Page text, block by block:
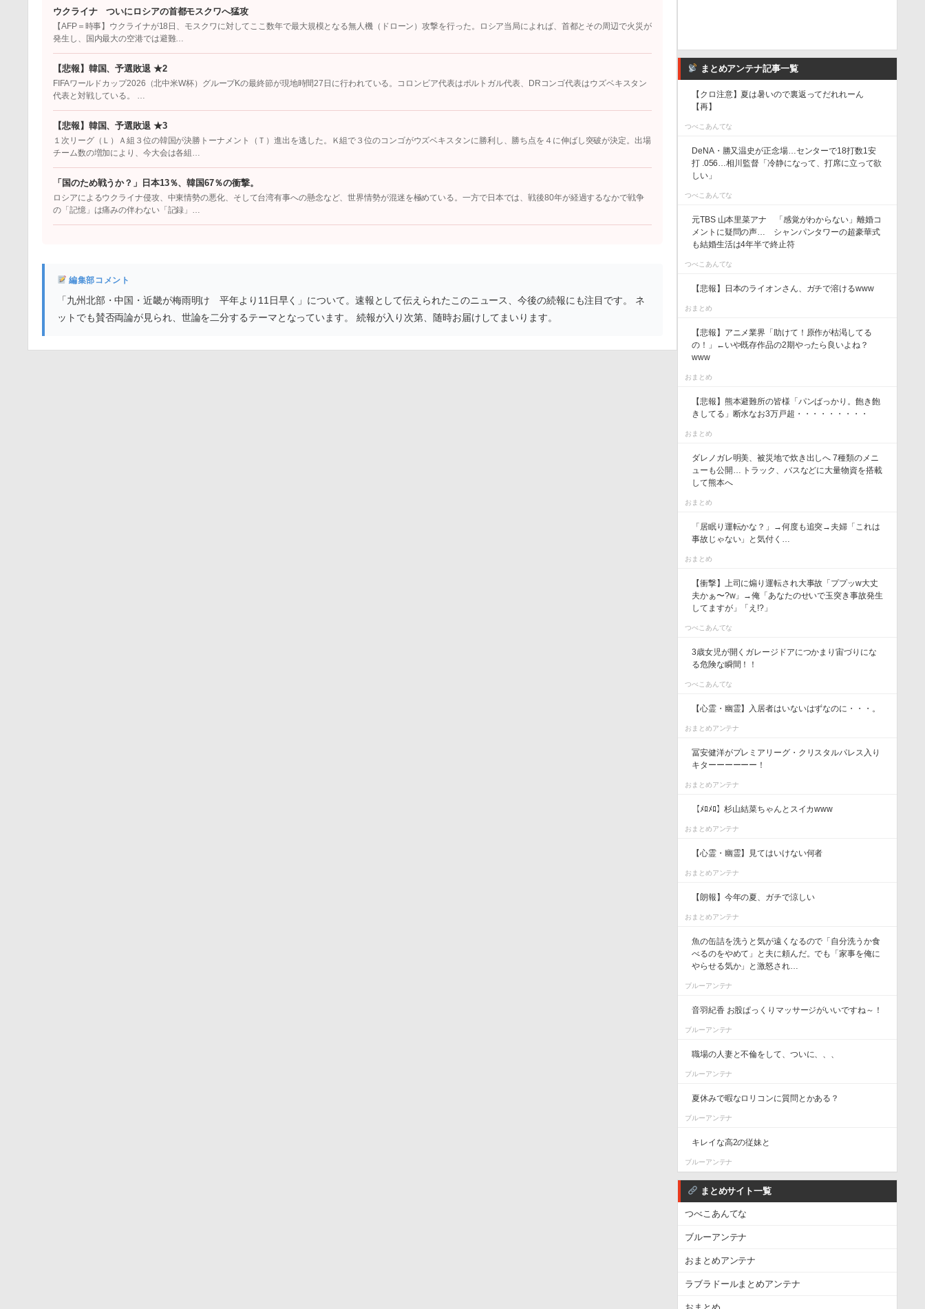
ウクライナ ついにロシアの首都モスクワへ猛攻
【AFP＝時事】ウクライナが18日、モスクワに対してここ数年で最大規模となる無人機（ドローン）攻撃を行った。ロシア当局によれば、首都とその周辺で火災が
発生し、国内最大の空港では避難…
【悲報】韓国、予選敗退 ★2
FIFAワールドカップ2026（北中米W杯）グループKの最終節が現地時間27日に行われている。コロンビア代表はポルトガル代表、DRコンゴ代表はウズベキスタン
代表と対戦している。 …
【悲報】韓国、予選敗退 ★3
１次リーグ（Ｌ）Ａ組３位の韓国が決勝トーナメント（Ｔ）進出を逃した。Ｋ組で３位のコンゴがウズベキスタンに勝利し、勝ち点を４に伸ばし突破が決定。出場
チーム数の増加により、今大会は各組…
「国のため戦うか？」日本13％、韓国67％の衝撃。
ロシアによるウクライナ侵攻、中東情勢の悪化、そして台湾有事への懸念など、世界情勢が混迷を極めている。一方で日本では、戦後80年が経過するなかで戦争
の「記憶」は痛みの伴わない「記録」…
編集部コメント
「九州北部・中国・近畿が梅雨明け 平年より11日早く」について。速報として伝えられたこのニュース、今後の続報にも注目です。 ネ
ットでも賛否両論が見られ、世論を二分するテーマとなっています。 続報が入り次第、随時お届けしてまいります。
まとめアンテナ記事一覧
【クロ注意】夏は暑いので裏返ってだれれーん
【再】
つべこあんてな
DeNA・勝又温史が正念場…センターで18打数1安
打 .056…相川監督「冷静になって、打席に立って欲
しい」
つべこあんてな
元TBS 山本里菜アナ 「感覚がわからない」離婚コ
メントに疑問の声… シャンパンタワーの超豪華式
も結婚生活は4年半で終止符
つべこあんてな
【悲報】日本のライオンさん、ガチで溶けるwww
おまとめ
【悲報】アニメ業界「助けて！原作が枯渇してる
の！」←いや既存作品の2期やったら良いよね？
www
おまとめ
【悲報】熊本避難所の皆様「パンばっかり。飽き飽
きしてる」断水なお3万戸超・・・・・・・・・
おまとめ
ダレノガレ明美、被災地で炊き出しへ 7種類のメニ
ューも公開… トラック、バスなどに大量物資を搭載
して熊本へ
おまとめ
「居眠り運転かな？」→何度も追突→夫婦「これは
事故じゃない」と気付く…
おまとめ
【衝撃】上司に煽り運転され大事故「ププッw大丈
夫かぁ〜?w」→俺「あなたのせいで玉突き事故発生
してますが」「え!?」
つべこあんてな
3歳女児が開くガレージドアにつかまり宙づりにな
る危険な瞬間！！
つべこあんてな
【心霊・幽霊】入居者はいないはずなのに・・・。
おまとめアンテナ
冨安健洋がプレミアリーグ・クリスタルパレス入り
キターーーーーー！
おまとめアンテナ
【ﾒﾛﾒﾛ】杉山結菜ちゃんとスイカwww
おまとめアンテナ
【心霊・幽霊】見てはいけない何者
おまとめアンテナ
【朗報】今年の夏、ガチで涼しい
おまとめアンテナ
魚の缶詰を洗うと気が遠くなるので「自分洗うか食
べるのをやめて」と夫に頼んだ。でも「家事を俺に
やらせる気か」と激怒され…
ブルーアンテナ
音羽紀香 お股ぱっくりマッサージがいいですね～！
ブルーアンテナ
職場の人妻と不倫をして、ついに、、、
ブルーアンテナ
夏休みで暇なロリコンに質問とかある？
ブルーアンテナ
キレイな高2の従妹と
ブルーアンテナ
まとめサイト一覧
つべこあんてな
ブルーアンテナ
おまとめアンテナ
ラブラドールまとめアンテナ